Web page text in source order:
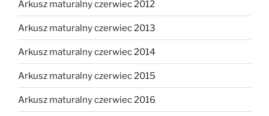
Arkusz maturalny czerwiec 2012
Arkusz maturalny czerwiec 2013
Arkusz maturalny czerwiec 2014
Arkusz maturalny czerwiec 2015
Arkusz maturalny czerwiec 2016